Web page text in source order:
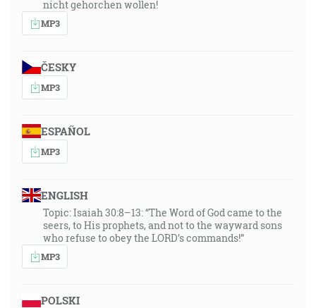
nicht gehorchen wollen!
MP3
ČESKY
MP3
ESPAÑOL
MP3
ENGLISH
Topic: Isaiah 30:8–13: “The Word of God came to the
seers, to His prophets, and not to the wayward sons
who refuse to obey the LORD’s commands!”
MP3
POLSKI